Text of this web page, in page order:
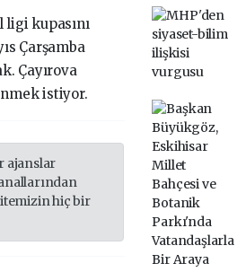
kupasını
Çarşamba
Çayırova
istiyor.
ajanslar
hiç bir